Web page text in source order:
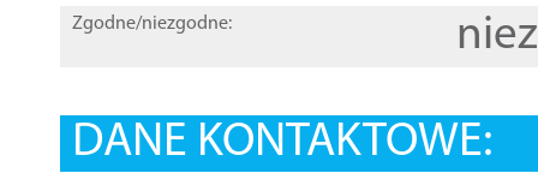
Zgodne/niezgodne:
DANE KONTAKTOWE: